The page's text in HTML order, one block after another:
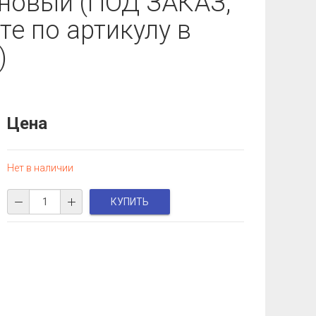
по артикулу в
Цена
Нет в наличии